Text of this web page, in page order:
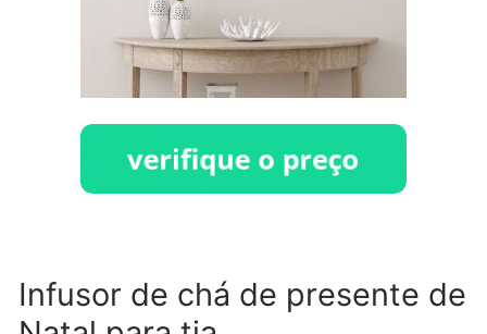
Infusor de chá de presente de